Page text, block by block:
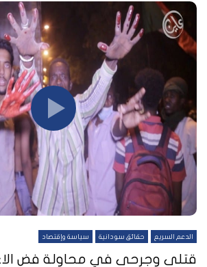
الدعم السريع حقائق سودانية سياسة وإقتصاد
قتلى وجرحى في محاولة فض